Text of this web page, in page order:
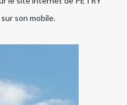
son mobile.